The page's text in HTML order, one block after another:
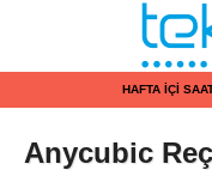
HAFTA İÇİ
Anycubic